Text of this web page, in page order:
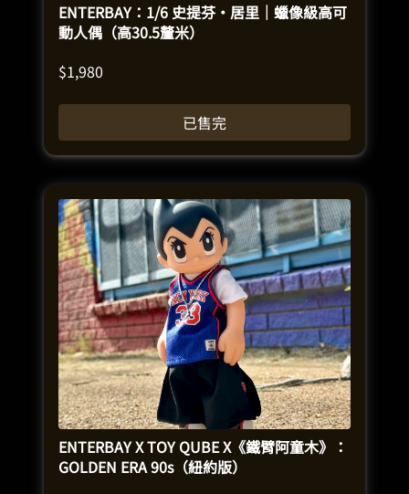
ENTERBAY：1/6 史提芬·居里｜蠟像級高可
動人偶（高30.5釐米）
$1,980
已售完
ENTERBAY X TOY QUBE X《鐵臂阿童木》：
GOLDEN ERA 90s（紐約版）